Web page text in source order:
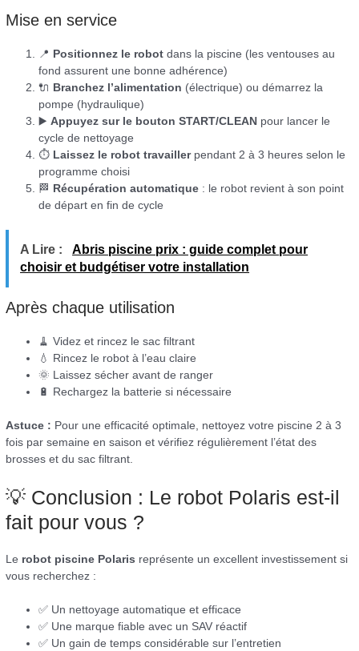
Mise en service
📍 Positionnez le robot dans la piscine (les ventouses au
fond assurent une bonne adhérence)
🔌 Branchez l’alimentation (électrique) ou démarrez la
pompe (hydraulique)
▶️Appuyez sur le bouton START/CLEAN pour lancer le
cycle de nettoyage
⏱️ Laissez le robot travaillerpendant 2 à 3 heures selon le
programme choisi
🏁 Récupération automatique : le robot revient à son point
de départ en fin de cycle
A Lire :
Abris piscine prix : guide complet pour
choisir et budgétiser votre installation
Après chaque utilisation
🧹 Videz et rincez le sac filtrant
💧 Rincez le robot à l’eau claire
🌞 Laissez sécher avant de ranger
🔋 Rechargez la batterie si nécessaire
Astuce : Pour une efficacité optimale, nettoyez votre piscine 2 à 3
fois par semaine en saison et vérifiez régulièrement l’état des
brosses et du sac filtrant.
💡 Conclusion : Le robot Polaris est-il
fait pour vous ?
Le robot piscine Polaris représente un excellent investissement si
vous recherchez :
✅ Un nettoyage automatique et efficace
✅ Une marque fiable avec un SAV réactif
✅ Un gain de temps considérable sur l’entretien